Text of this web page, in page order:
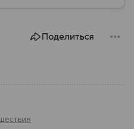
роль играет вПоделиться